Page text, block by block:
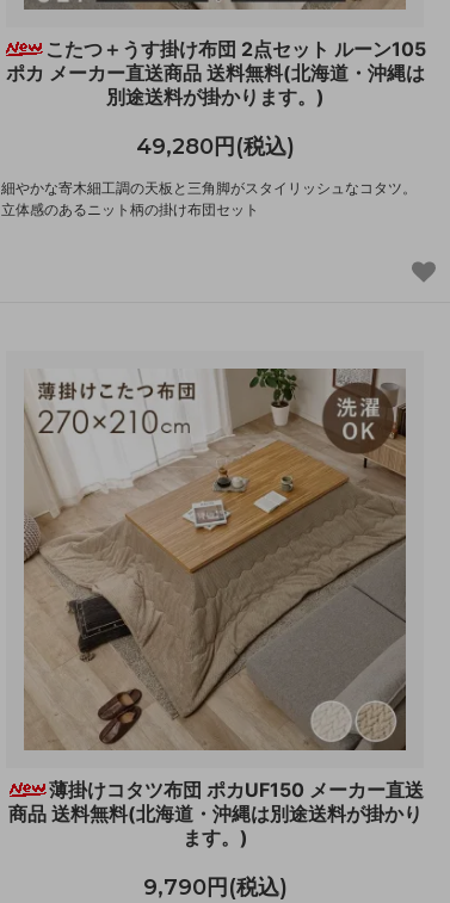
こたつ＋うす掛け布団 2点セット ルーン105
ポカ メーカー直送商品 送料無料(北海道・沖縄は
別途送料が掛かります。)
49,280円(税込)
細やかな寄木細工調の天板と三角脚がスタイリッシュなコタツ。
立体感のあるニット柄の掛け布団セット
薄掛けコタツ布団 ポカUF150 メーカー直送
商品 送料無料(北海道・沖縄は別途送料が掛かり
ます。)
9,790円(税込)